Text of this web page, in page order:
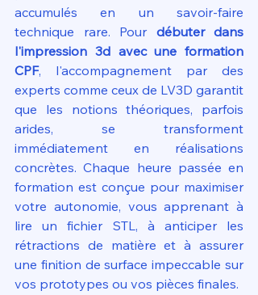
accumulés en un savoir-faire
technique rare. Pour débuter dans
l'impression 3d avec une formation
CPF, l'accompagnement par des
experts comme ceux de LV3D garantit
que les notions théoriques, parfois
arides, se transforment
immédiatement en réalisations
concrètes. Chaque heure passée en
formation est conçue pour maximiser
votre autonomie, vous apprenant à
lire un fichier STL, à anticiper les
rétractions de matière et à assurer
une finition de surface impeccable sur
vos prototypes ou vos pièces finales.